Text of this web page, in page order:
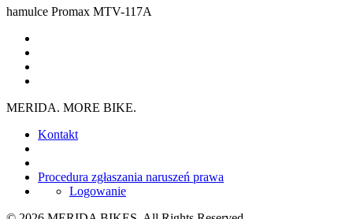
hamulce Promax MTV-117A
MERIDA. MORE BIKE.
Kontakt
Procedura zgłaszania naruszeń prawa
Logowanie